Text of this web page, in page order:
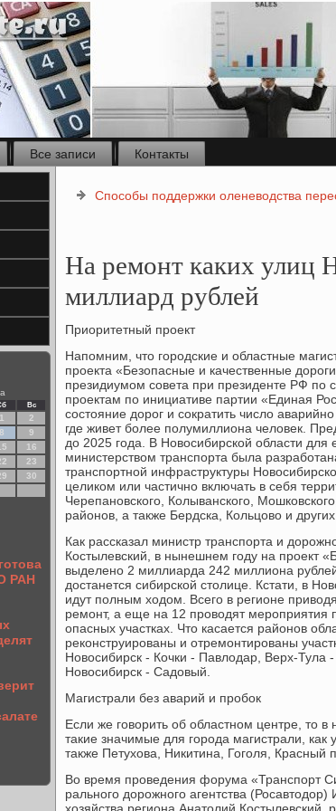
Все записи Контакты
Вс
1
2
8
9
16
23
30
РАН
Способы поддержки оленеводства
На ремонт каких улиц
миллиард рублей
Приоритетный проект
Напомним, что городские и областные
проекта «Безопасные и качественные
президиумом совета при президенте РФ по
проектам по инициативе партии «Единая
состояние дорог и сократить число
где живет более полумиллиона человек.
до 2025 года. В Новосибирской области для
министерством транспорта была
транспортной инфраструктуры
целиком или частично включать в себя
Черепановского, Колыванского,
районов, а также Бердска, Кольцово и
Как рассказал министр транспорта и
Костылевский, в нынешнем году на проект
выделено 2 миллиарда 242 миллиона
достанется сибирской столице. Кстати, в
идут полным ходом. Всего в регионе
ремонт, а еще на 12 проводят
опасных участках. Что касается районов
реконструированы и отремонтированы
Новосибирск - Кочки - Павлодар, Верх-
Новосибирск - Садовый.
Магистрали без аварий и пробок
Если же говорить об областном центре, то
такие значимые для города магистрали,
также Петухова, Никитина, Гоголя, Красный
Во время проведения форума «Транспорт
рального дорожного агентства